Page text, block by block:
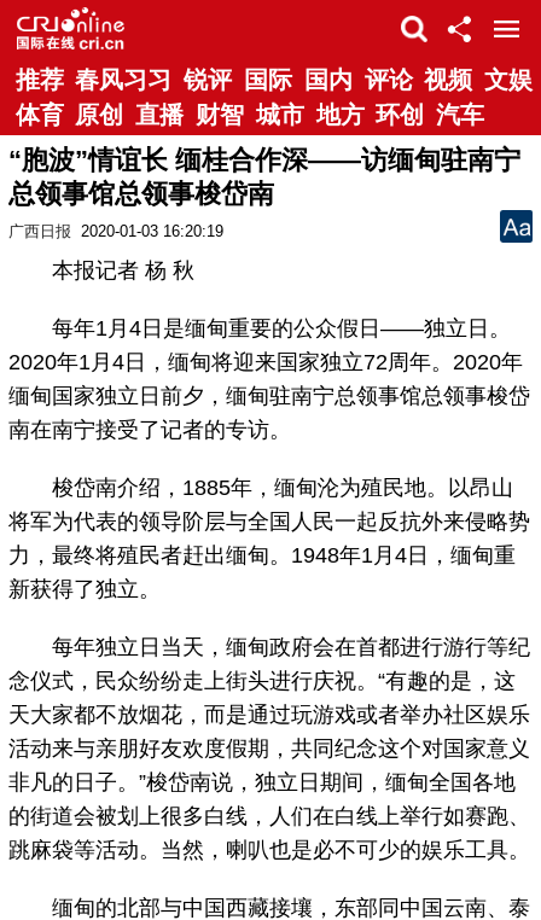
推荐 春风习习 锐评 国际 国内 评论 视频 文娱
体育 原创 直播 财智 城市 地方 环创 汽车
“胞波”情谊长 缅桂合作深——访缅甸驻南宁
总领事馆总领事梭岱南
广西日报 2020-01-03 16:20:19
本报记者 杨 秋
每年1月4日是缅甸重要的公众假日——独立日。
2020年1月4日，缅甸将迎来国家独立72周年。2020年
缅甸国家独立日前夕，缅甸驻南宁总领事馆总领事梭岱
南在南宁接受了记者的专访。
梭岱南介绍，1885年，缅甸沦为殖民地。以昂山
将军为代表的领导阶层与全国人民一起反抗外来侵略势
力，最终将殖民者赶出缅甸。1948年1月4日，缅甸重
新获得了独立。
每年独立日当天，缅甸政府会在首都进行游行等纪
念仪式，民众纷纷走上街头进行庆祝。“有趣的是，这
天大家都不放烟花，而是通过玩游戏或者举办社区娱乐
活动来与亲朋好友欢度假期，共同纪念这个对国家意义
非凡的日子。”梭岱南说，独立日期间，缅甸全国各地
的街道会被划上很多白线，人们在白线上举行如赛跑、
跳麻袋等活动。当然，喇叭也是必不可少的娱乐工具。
缅甸的北部与中国西藏接壤，东部同中国云南、泰